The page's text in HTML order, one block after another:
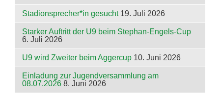
Stadionsprecher*in gesucht 19. Juli 2026
Starker Auftritt der U9 beim Stephan-Engels-Cup
6. Juli 2026
U9 wird Zweiter beim Aggercup 10. Juni 2026
Einladung zur Jugendversammlung am
08.07.2026 8. Juni 2026